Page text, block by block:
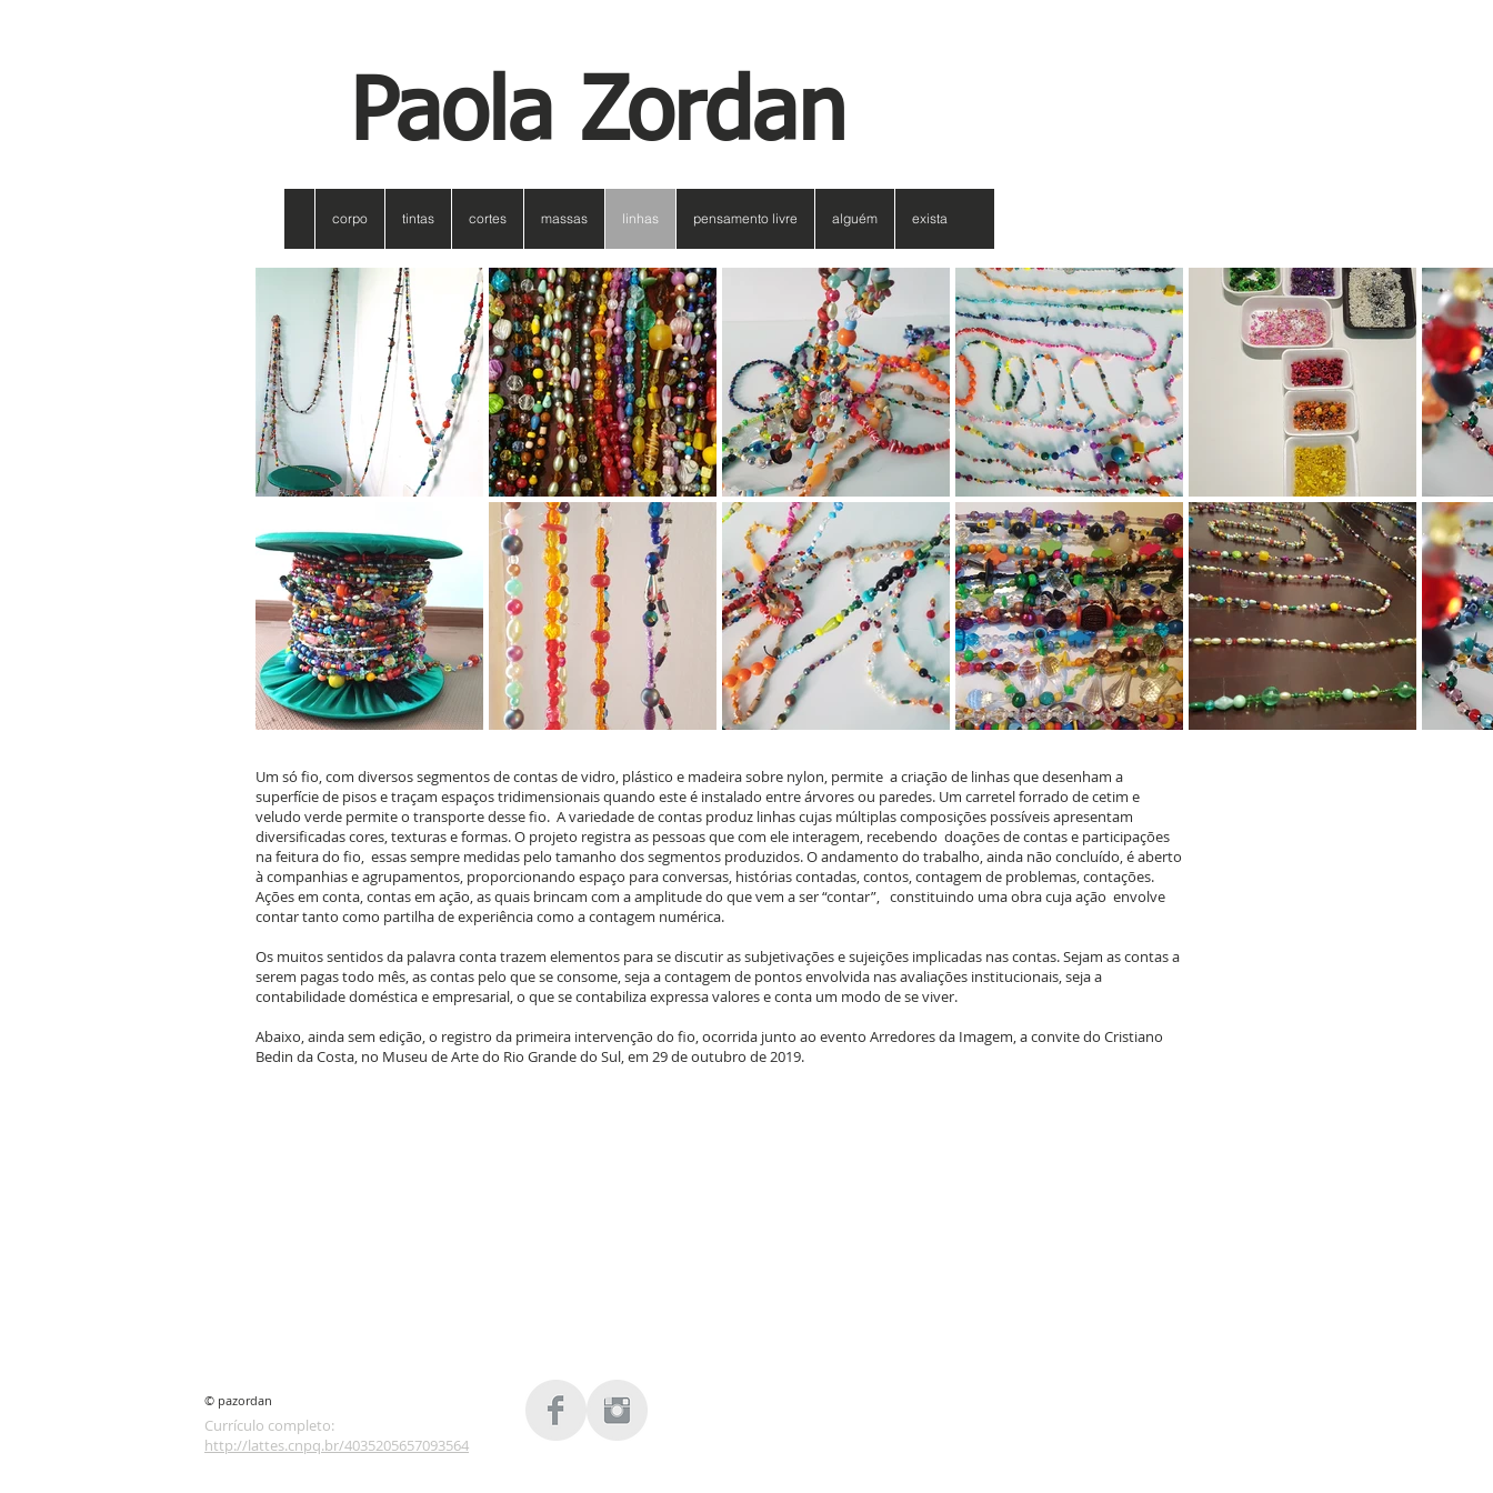
Paola Zordan
corpo tintas cortes massas linhas pensamento livre alguém exista
Um só fio, com diversos segmentos de contas de vidro, plástico e madeira sobre nylon, permite a criação de linhas que desenham a
superfície de pisos e traçam espaços tridimensionais quando este é instalado entre árvores ou paredes. Um carretel forrado de cetim e
veludo verde permite o transporte desse fio. A variedade de contas produz linhas cujas múltiplas composições possíveis apresentam
diversificadas cores, texturas e formas. O projeto registra as pessoas que com ele interagem, recebendo doações de contas e participações
na feitura do fio, essas sempre medidas pelo tamanho dos segmentos produzidos. O andamento do trabalho, ainda não concluído, é aberto
à companhias e agrupamentos, proporcionando espaço para conversas, histórias contadas, contos, contagem de problemas, contações.
Ações em conta, contas em ação, as quais brincam com a amplitude do que vem a ser “contar”, constituindo uma obra cuja ação envolve
contar tanto como partilha de experiência como a contagem numérica.
Os muitos sentidos da palavra conta trazem elementos para se discutir as subjetivações e sujeições implicadas nas contas. Sejam as contas a
serem pagas todo mês, as contas pelo que se consome, seja a contagem de pontos envolvida nas avaliações institucionais, seja a
contabilidade doméstica e empresarial, o que se contabiliza expressa valores e conta um modo de se viver.
Abaixo, ainda sem edição, o registro da primeira intervenção do fio, ocorrida junto ao evento Arredores da Imagem, a convite do Cristiano
Bedin da Costa, no Museu de Arte do Rio Grande do Sul, em 29 de outubro de 2019.
© pazordan
Currículo completo:
http://lattes.cnpq.br/4035205657093564